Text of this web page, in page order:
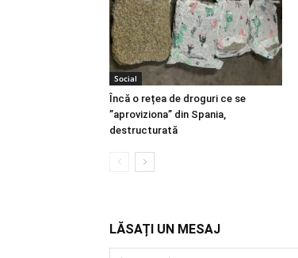
Social
Încă o rețea de droguri ce se
”aproviziona” din Spania,
destructurată
LĂSAȚI UN MESAJ